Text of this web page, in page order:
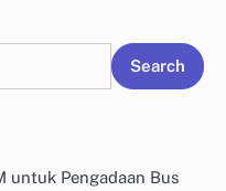
Search
untuk Pengadaan Bus